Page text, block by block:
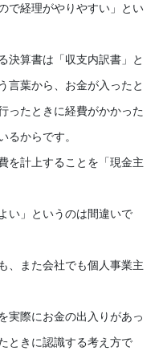
で経理がやりやすい」とい
決算書は「収支内訳書」と
言葉から、お金が入ったと
ったときに経費がかかった
るからです。
を計上することを「現金主
い」というのは間違いで
、また会社でも個人事業主
実際にお金の出入りがあっ
ときに認識する考え方で